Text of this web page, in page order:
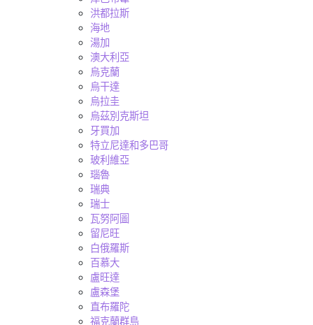
洪都拉斯
海地
湯加
澳大利亞
烏克蘭
烏干達
烏拉圭
烏茲別克斯坦
牙買加
特立尼達和多巴哥
玻利維亞
瑙魯
瑞典
瑞士
瓦努阿圖
留尼旺
白俄羅斯
百慕大
盧旺達
盧森堡
直布羅陀
福克蘭群島